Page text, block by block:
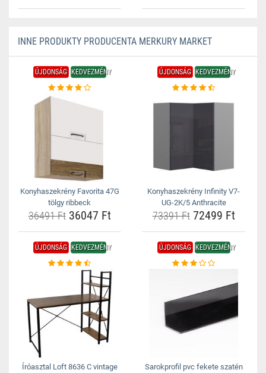
INNE PRODUKTY PRODUCENTA MERKURY MARKET
ÚJDONSÁG KEDVEZMÉNY
Konyhaszekrény Favorita 47G
tölgy ribbeck
36491 Ft36047 Ft
ÚJDONSÁG KEDVEZMÉNY
Konyhaszekrény Infinity V7-
UG-2K/5 Anthracite
73391 Ft72499 Ft
ÚJDONSÁG KEDVEZMÉNY
Íróasztal Loft 8636 C vintage
ÚJDONSÁG KEDVEZMÉNY
Sarokprofil pvc fekete szatén